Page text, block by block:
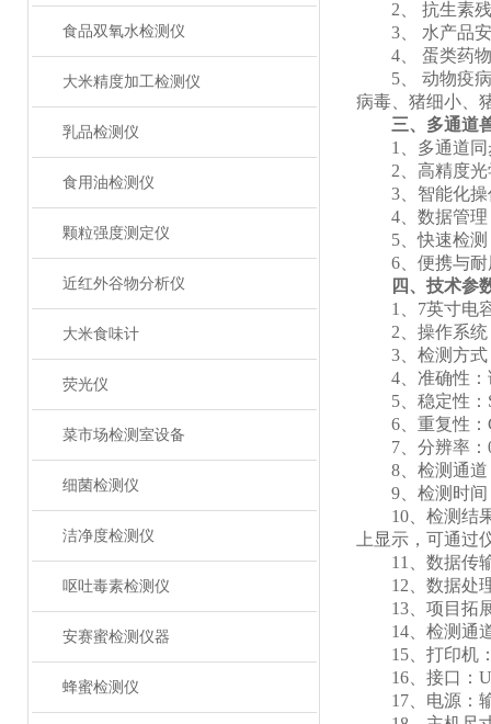
食品双氧水检测仪
大米精度加工检测仪
乳品检测仪
食用油检测仪
颗粒强度测定仪
近红外谷物分析仪
大米食味计
荧光仪
菜市场检测室设备
细菌检测仪
洁净度检测仪
呕吐毒素检测仪
安赛蜜检测仪器
蜂蜜检测仪
2、 抗生素残
3、 水产品安
4、 蛋类药物
5、 动物疫病
病毒、猪细小、
三、 多通道
1、多通道同
2、高精度光学
3、智能化操作
4、数据管理：
5、快速检测
6、便携与耐用
四、技术参
1、7英寸电容
2、操作系统
3、检测方式
4、准确性：
5、稳定性：
6、重复性：
7、分辨率：
8、检测通道
9、检测时间：
10、检测结果
上显示，可通过
11、数据传输
12、数据处理
13、项目拓展
14、检测通道
15、打印机：
16、接口：
17、电源：输